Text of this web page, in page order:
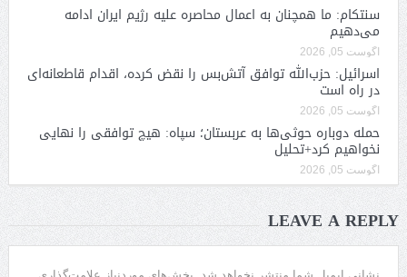
سنتکام: ما همچنان به اعمال محاصره علیه رژیم ایران ادامه
می‌دهیم
آگوست 05, 2026
اسرائیل: حزب‌الله توافق آتش‌بس را نقض کرده، اقدام قاطعانه‌ای
در راه است
آگوست 05, 2026
حمله دوباره حوثی‌ها به عربستان؛ سپاه: هیچ توافقی را نهایی
نخواهیم کرد+تحلیل
آگوست 05, 2026
LEAVE A REPLY